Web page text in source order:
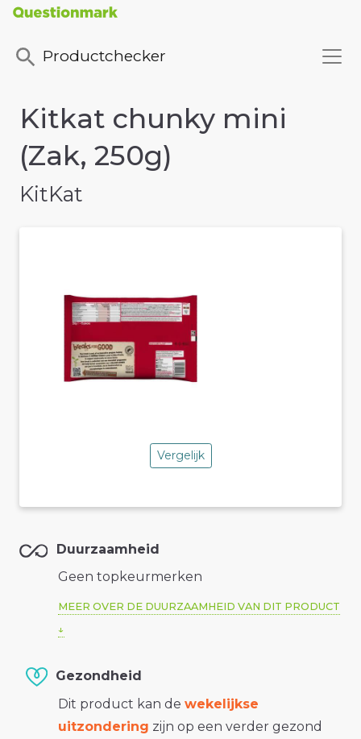
Productchecker
Kitkat chunky mini
(Zak, 250g)
KitKat
Vergelijk
Duurzaamheid
Geen topkeurmerken
MEER OVER DE DUURZAAMHEID VAN DIT PRODUCT
Gezondheid
Dit product kan de wekelijkse
uitzondering zijn op een verder gezond